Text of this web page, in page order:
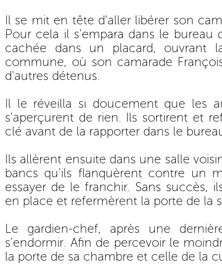
Il se mit en tête d'aller libérer son
Pour cela il s'empara dans le bureau
cachée dans un placard, ouvrant
commune, où son camarade
d'autres détenus.
Il le réveilla si doucement que les
s'aperçurent de rien. Ils sortirent et
clé avant de la rapporter dans le
Ils allèrent ensuite dans une salle
bancs qu'ils flanquèrent contre un
essayer de le franchir. Sans succès,
en place et refermèrent la porte de la
Le gardien-chef, après une
s'endormir. Afin de percevoir le
la porte de sa chambre et celle de la